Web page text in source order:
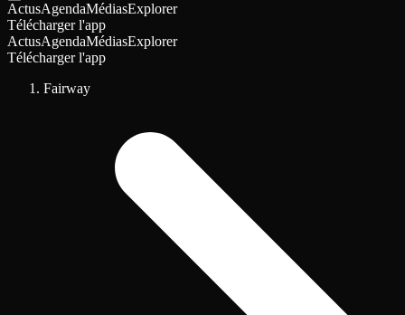
ActusAgendaMédiasExplorer
Télécharger l'app
ActusAgendaMédiasExplorer
Télécharger l'app
Fairway